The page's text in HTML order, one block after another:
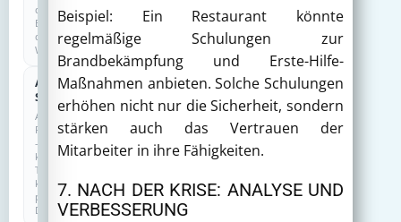
Beispiel: Ein Restaurant könnte
regelmäßige Schulungen zur
Brandbekämpfung und Erste-Hilfe-
Maßnahmen anbieten. Solche Schulungen
erhöhen nicht nur die Sicherheit, sondern
stärken auch das Vertrauen der
Mitarbeiter in ihre Fähigkeiten.
7. NACH DER KRISE: ANALYSE UND
VERBESSERUNG
den
Betrieb
der
Website.
Anonyme
Statistik
COOKIELOS
Anonyme
Reichweitenmessung
–
kein
Tracking,
keine
personenbezogenen
Daten.